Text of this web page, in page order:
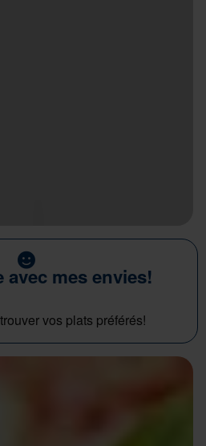
avec mes envies!
vos plats préférés!